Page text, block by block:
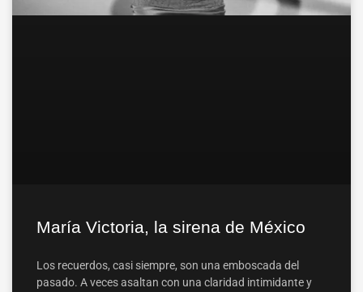
María Victoria, la sirena de México
Los recuerdos, casi siempre, son una emboscada del
pasado. A veces asaltan con una claridad intimidante y